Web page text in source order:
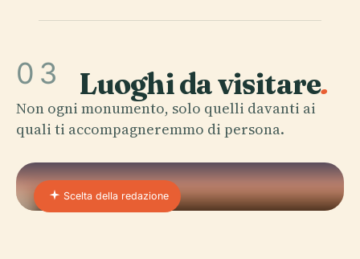
03 Luoghi da visitare.
Non ogni monumento, solo quelli davanti ai
quali ti accompagneremmo di persona.
Scelta della redazione